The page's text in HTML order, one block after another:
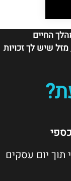
החיים
מזל שיש לך זכויות
יום עסקים